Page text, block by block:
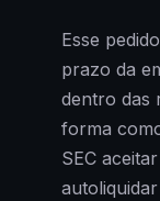
Esse
prazo da
dentro das
forma
SEC